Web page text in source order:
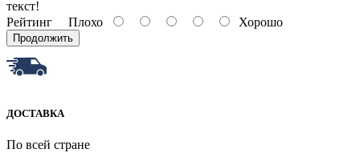
текст!
Рейтинг Плохо Хорошо
Продолжить
ДОСТАВКА
По всей стране